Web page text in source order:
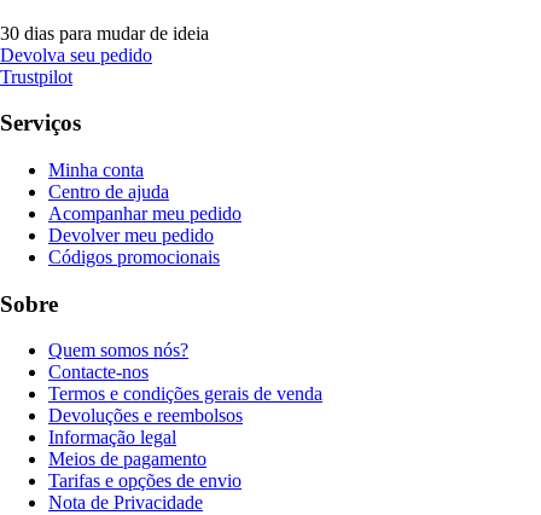
30 dias para mudar de ideia
Devolva seu pedido
Trustpilot
Serviços
Minha conta
Centro de ajuda
Acompanhar meu pedido
Devolver meu pedido
Códigos promocionais
Sobre
Quem somos nós?
Contacte-nos
Termos e condições gerais de venda
Devoluções e reembolsos
Informação legal
Meios de pagamento
Tarifas e opções de envio
Nota de Privacidade